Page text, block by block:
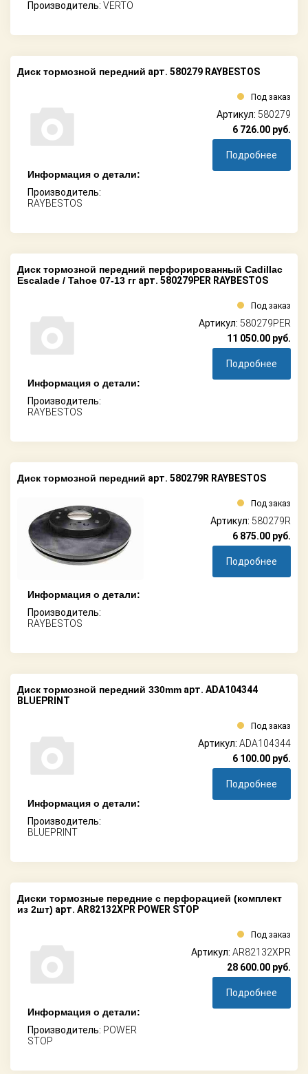
Производитель: VERTO
Диск тормозной передний арт. 580279 RAYBESTOS
Информация о детали:
Производитель:
RAYBESTOS
Под заказ
Артикул: 580279
6 726.00 руб.
Подробнее
Диск тормозной передний перфорированный Cadillac
Escalade / Tahoe 07-13 гг арт. 580279PER RAYBESTOS
Информация о детали:
Производитель:
RAYBESTOS
Под заказ
Артикул: 580279PER
11 050.00 руб.
Подробнее
Диск тормозной передний арт. 580279R RAYBESTOS
Информация о детали:
Производитель:
RAYBESTOS
Под заказ
Артикул: 580279R
6 875.00 руб.
Подробнее
Диск тормозной передний 330mm арт. ADA104344
BLUEPRINT
Информация о детали:
Производитель:
BLUEPRINT
Под заказ
Артикул: ADA104344
6 100.00 руб.
Подробнее
Диски тормозные передние c перфорацией (комплект
из 2шт) арт. AR82132XPR POWER STOP
Информация о детали:
Производитель: POWER
STOP
Под заказ
Артикул: AR82132XPR
28 600.00 руб.
Подробнее